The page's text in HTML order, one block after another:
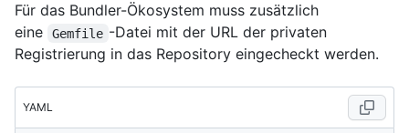
Für das Bundler-Ökosystem muss zusätzlich
eine
Gemfile -Datei mit der URL der privaten
Registrierung in das Repository eingecheckt werden.
YAML